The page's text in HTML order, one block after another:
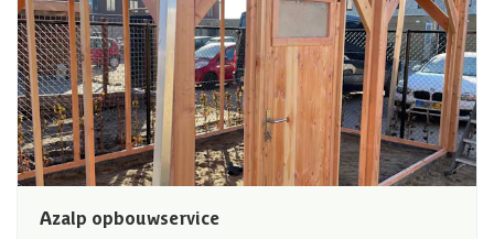
Azalp opbouwservice